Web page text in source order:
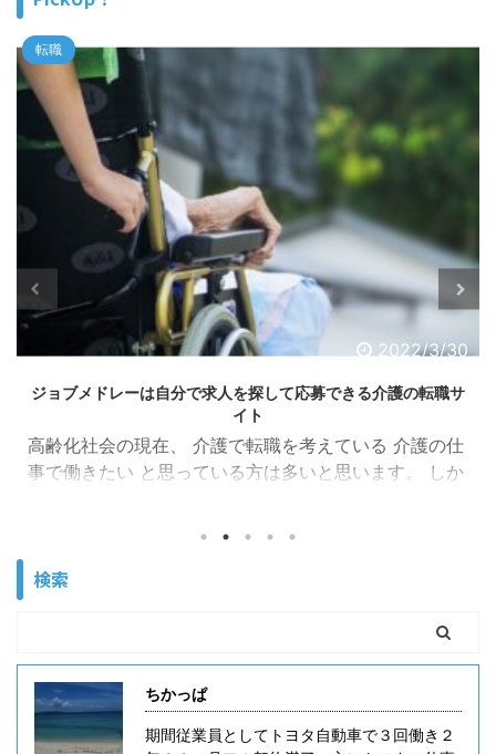
転職
2022/3/30
ジョブメドレーは自分で求人を探して応募できる介護の転職サ
イト
高齢化社会の現在、 介護で転職を考えている 介護の仕
事で働きたい と思っている方は多いと思います。 しか
な。。。 という方もいると思います。 これは一般職や
して応募する転職サイトは少ないです。 特に職種に特
いのですが転職サイトは主に３種類あります。 転職サ
イトは直接 ...
検索
ちかっぱ
期間従業員としてトヨタ自動車で３回働き２